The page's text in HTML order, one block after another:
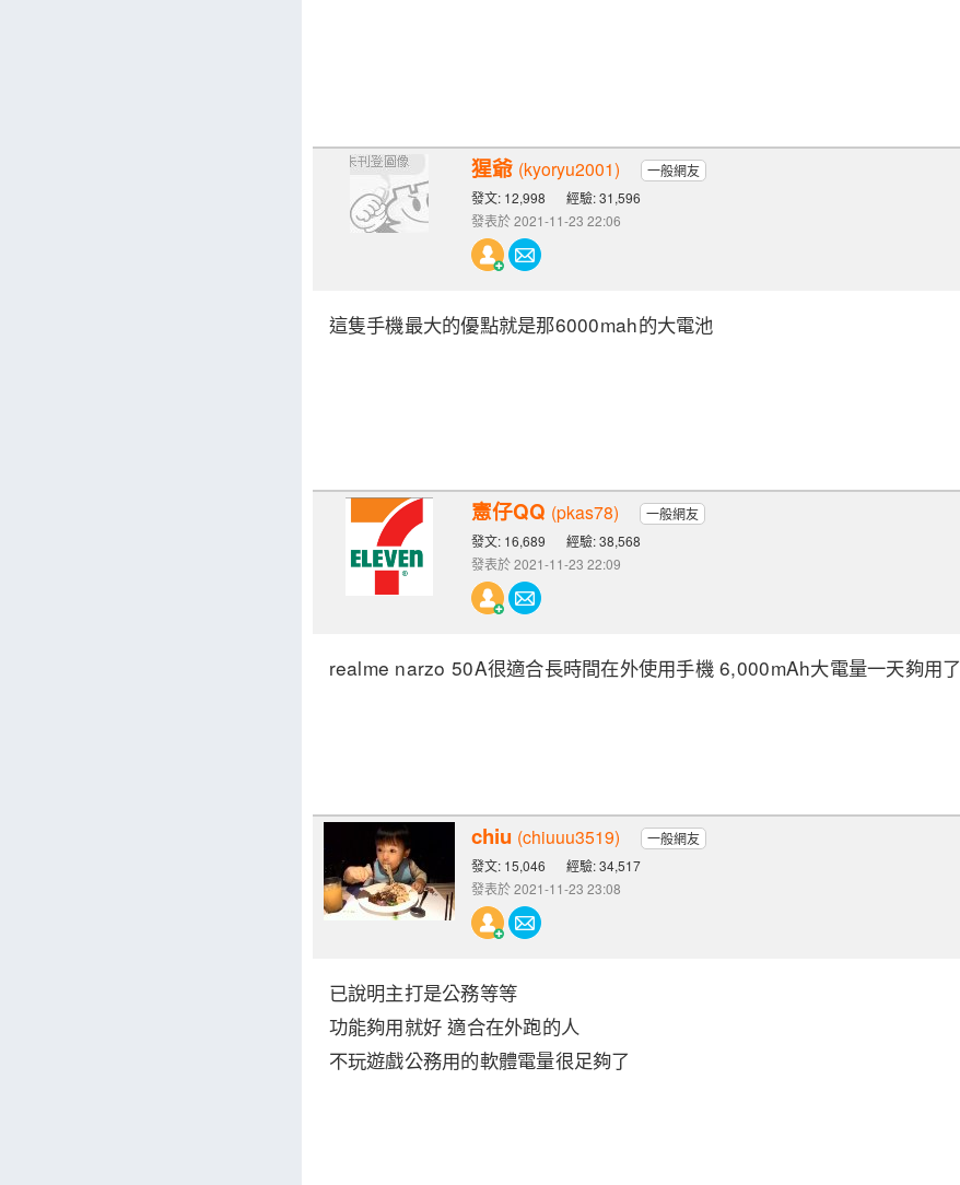
猩爺 (kyoryu2001)
一般網友
發文: 12,998
經驗: 31,596
發表於 2021-11-23 22:06
這隻手機最大的優點就是那6000mah的大電池
憲仔QQ (pkas78)
一般網友
發文: 16,689
經驗: 38,568
發表於 2021-11-23 22:09
realme narzo 50A很適合長時間在外使用手機 6,000mAh大電量一天夠用了
chiu (chiuuu3519)
一般網友
發文: 15,046
經驗: 34,517
發表於 2021-11-23 23:08
已說明主打是公務等等
功能夠用就好 適合在外跑的人
不玩遊戲公務用的軟體電量很足夠了